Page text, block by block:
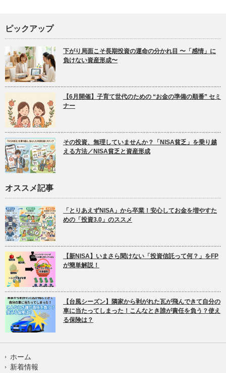
ピックアップ
下がり局面こそ長期投資の運命の分かれ目 〜「感情」に
負けない資産形成〜
【6月開催】子育て世代のための “お金の準備の順番” セミ
ナー
その投資、無理していませんか？「NISA貧乏」を乗り越
える方法／NISA貧乏と資産形成
オススメ記事
「とりあえずNISA」から卒業！安心してお金を増やすた
めの「投資3.0」のススメ
【新NISA】いまさら聞けない「投資信託って何？」をFP
が簡単解説！
【台風シーズン】隣家から剥がれた瓦が飛んできて自分の
車に当たってしまった！こんなとき誰が責任を負う？使え
る保険は？
ホーム
新着情報